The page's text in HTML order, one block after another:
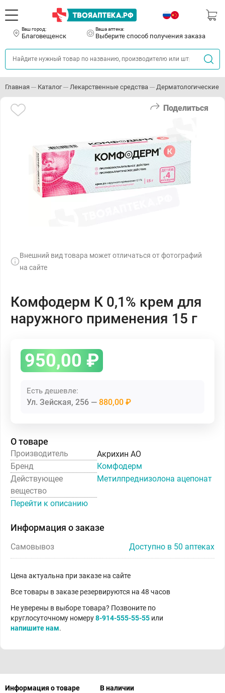
Ваш город:
Благовещенск
Ваша аптека:
Выберите способ получения заказа
Главная Каталог Лекарственные средства Дерматологические
Поделиться
Внешний вид товара может отличаться от фотографий
на сайте
Комфодерм К 0,1% крем для
наружного применения 15 г
950,00 ₽
Есть дешевле:
Ул. Зейская, 256 880,00 ₽
О товаре
Производитель
Акрихин АО
Бренд
Комфодерм
Действующее
вещество
Метилпреднизолона ацепонат
Перейти к описанию
Информация о заказе
Самовывоз Доступно в 50 аптеках
Цена актуальна при заказе на сайте
Все товары в заказе резервируются на 48 часов
Не уверены в выборе товара? Позвоните по
круглосуточному номеру8-914-555-55-55 или
напишите нам.
Информация о товаре В наличии